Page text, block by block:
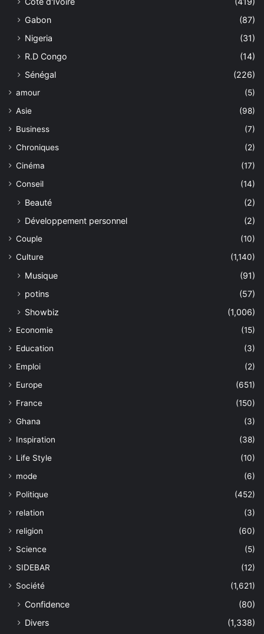
Gabon
(87)
Nigeria
(31)
R.D Congo
(14)
Sénégal
(226)
amour
(5)
Asie
(98)
Business
(7)
Chroniques
(2)
Cinéma
(17)
Conseil
(14)
Beauté
(2)
Développement personnel
(2)
Couple
(10)
Culture
(1,140)
Musique
(91)
potins
(57)
Showbiz
(1,006)
Economie
(15)
Education
(3)
Emploi
(2)
Europe
(651)
France
(150)
Ghana
(3)
Inspiration
(38)
Life Style
(10)
mode
(6)
Politique
(452)
relation
(3)
religion
(60)
Science
(5)
SIDEBAR
(12)
Société
(1,621)
Confidence
(80)
Divers
(1,338)